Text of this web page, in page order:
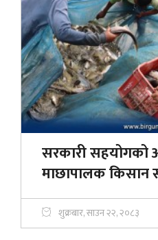
सरकारी सहयोगको
माछापालक किसान
शुक्रबार, साउन २२, २०८३